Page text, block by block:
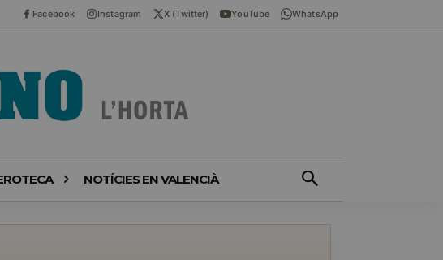
Facebook Instagram X (Twitter) YouTube WhatsApp
NOTÍCIES EN VALENCIÀ